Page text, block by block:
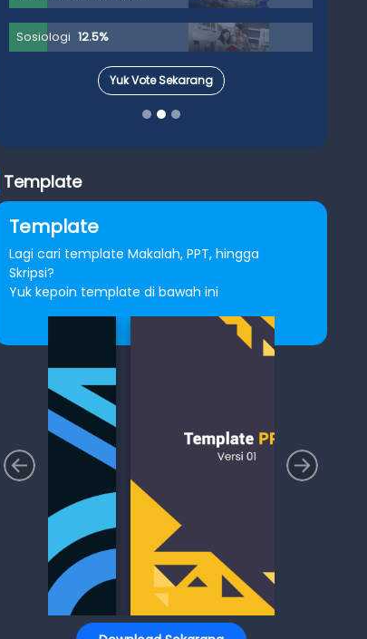
Sosiologi 12.5%
Yuk Vote Sekarang
Template
Template
Lagi cari template Makalah, PPT, hingga
Skripsi?
Yuk kepoin template di bawah ini